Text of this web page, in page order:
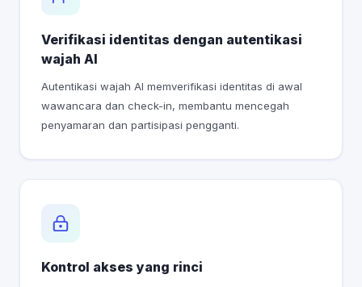
Verifikasi identitas dengan autentikasi
wajah AI
Autentikasi wajah AI memverifikasi identitas di awal
wawancara dan check-in, membantu mencegah
penyamaran dan partisipasi pengganti.
Kontrol akses yang rinci